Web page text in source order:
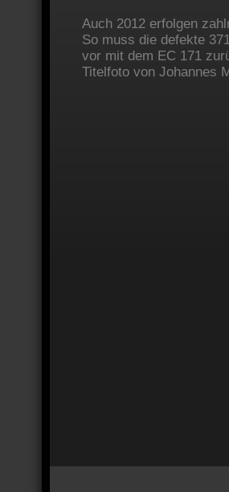
Auch 2012 erfolgen
So muss die defekte
vor mit dem EC 171
Titelfoto von Johannes